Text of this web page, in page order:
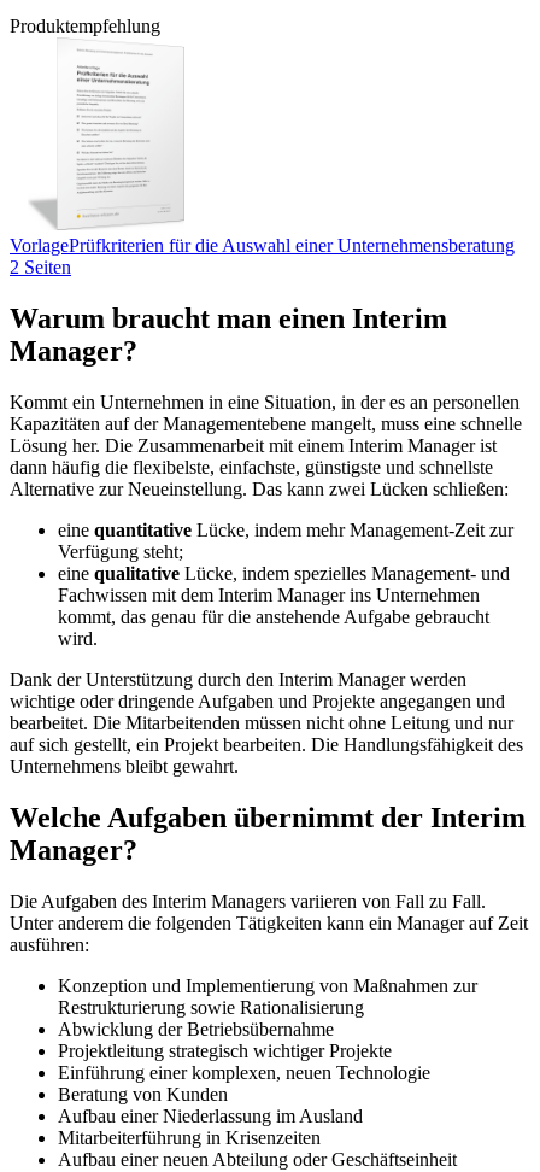
Produktempfehlung
VorlagePrüfkriterien für die Auswahl einer Unternehmensberatung
2 Seiten
Warum braucht man einen Interim
Manager?
Kommt ein Unternehmen in eine Situation, in der es an personellen
Kapazitäten auf der Managementebene mangelt, muss eine schnelle
Lösung her. Die Zusammenarbeit mit einem Interim Manager ist
dann häufig die flexibelste, einfachste, günstigste und schnellste
Alternative zur Neueinstellung. Das kann zwei Lücken schließen:
eine quantitative Lücke, indem mehr Management-Zeit zur
Verfügung steht;
eine qualitative Lücke, indem spezielles Management- und
Fachwissen mit dem Interim Manager ins Unternehmen
kommt, das genau für die anstehende Aufgabe gebraucht
wird.
Dank der Unterstützung durch den Interim Manager werden
wichtige oder dringende Aufgaben und Projekte angegangen und
bearbeitet. Die Mitarbeitenden müssen nicht ohne Leitung und nur
auf sich gestellt, ein Projekt bearbeiten. Die Handlungsfähigkeit des
Unternehmens bleibt gewahrt.
Welche Aufgaben übernimmt der Interim
Manager?
Die Aufgaben des Interim Managers variieren von Fall zu Fall.
Unter anderem die folgenden Tätigkeiten kann ein Manager auf Zeit
ausführen:
Konzeption und Implementierung von Maßnahmen zur
Restrukturierung sowie Rationalisierung
Abwicklung der Betriebsübernahme
Projektleitung strategisch wichtiger Projekte
Einführung einer komplexen, neuen Technologie
Beratung von Kunden
Aufbau einer Niederlassung im Ausland
Mitarbeiterführung in Krisenzeiten
Aufbau einer neuen Abteilung oder Geschäftseinheit